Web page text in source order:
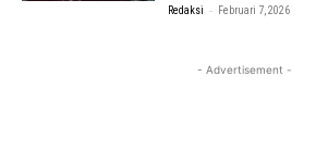
Redaksi - Februari 7, 2026
- Advertisement -